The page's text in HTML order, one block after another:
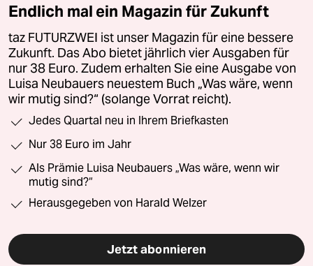
Endlich mal ein Magazin für Zukunft
taz FUTURZWEI ist unser Magazin für eine bessere
Zukunft. Das Abo bietet jährlich vier Ausgaben für
nur 38 Euro. Zudem erhalten Sie eine Ausgabe von
Luisa Neubauers neuestem Buch „Was wäre, wenn
wir mutig sind?“ (solange Vorrat reicht).
Jedes Quartal neu in Ihrem Briefkasten
Nur 38 Euro im Jahr
Als Prämie Luisa Neubauers „Was wäre, wenn wir
mutig sind?“
Herausgegeben von Harald Welzer
Jetzt abonnieren